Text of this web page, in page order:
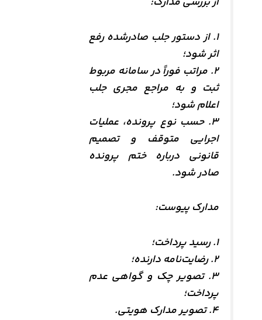
۱. از دستور جلب صادرشده رفع
اثر شود؛
۲. مراتب فوراً در سامانه مربوط
ثبت و به مراجع مجری جلب
اعلام شود؛
۳. حسب نوع پرونده، عملیات
اجرایی متوقف و تصمیم
قانونی درباره ختم پرونده
صادر شود.
مدارک پیوست:
۱. رسید پرداخت؛
۲. رضایت‌نامه دارنده؛
۳. تصویر چک و گواهی عدم
پرداخت؛
۴. تصویر مدارک هویتی.